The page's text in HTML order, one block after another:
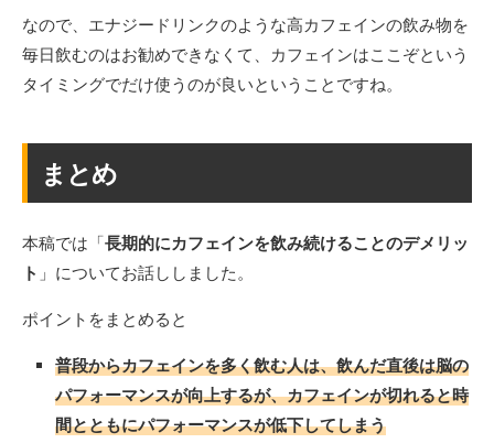
なので、エナジードリンクのような高カフェインの飲み物を
毎日飲むのはお勧めできなくて、カフェインはここぞという
タイミングでだけ使うのが良いということですね。
まとめ
本稿では「長期的にカフェインを飲み続けることのデメリッ
ト 」についてお話ししました。
ポイントをまとめると
普段からカフェインを多く飲む人は、飲んだ直後は脳の
パフォーマンスが向上するが、カフェインが切れると時
間とともにパフォーマンスが低下してしまう